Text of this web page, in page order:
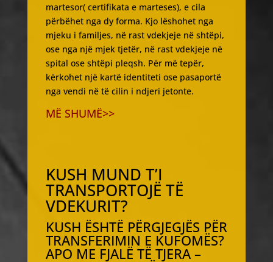
martesor( certifikata e marteses), e cila
përbëhet nga dy forma. Kjo lëshohet nga
mjeku i familjes, në rast vdekjeje në shtëpi,
ose nga një mjek tjetër, në rast vdekjeje në
spital ose shtëpi pleqsh. Për më tepër,
kërkohet një kartë identiteti ose pasaportë
nga vendi në të cilin i ndjeri jetonte.
MË SHUMË>>
KUSH MUND T’I
TRANSPORTOJË TË
VDEKURIT?
KUSH ËSHTË PËRGJEGJËS PËR
TRANSFERIMIN E KUFOMËS?
APO ME FJALË TË TJERA –